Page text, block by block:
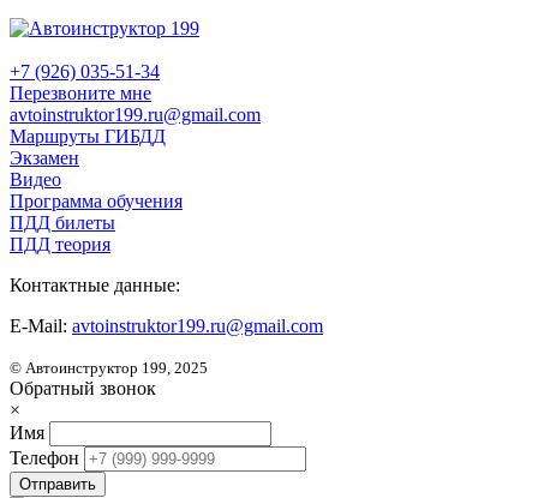
+7 (926) 035-51-34
Перезвоните мне
avtoinstruktor199.ru@gmail.com
Маршруты ГИБДД
Экзамен
Видео
Программа обучения
ПДД билеты
ПДД теория
Контактные данные:
E-Mail: avtoinstruktor199.ru@gmail.com
© Автоинструктор 199, 2025
Обратный звонок
×
Имя
Телефон
Отправить